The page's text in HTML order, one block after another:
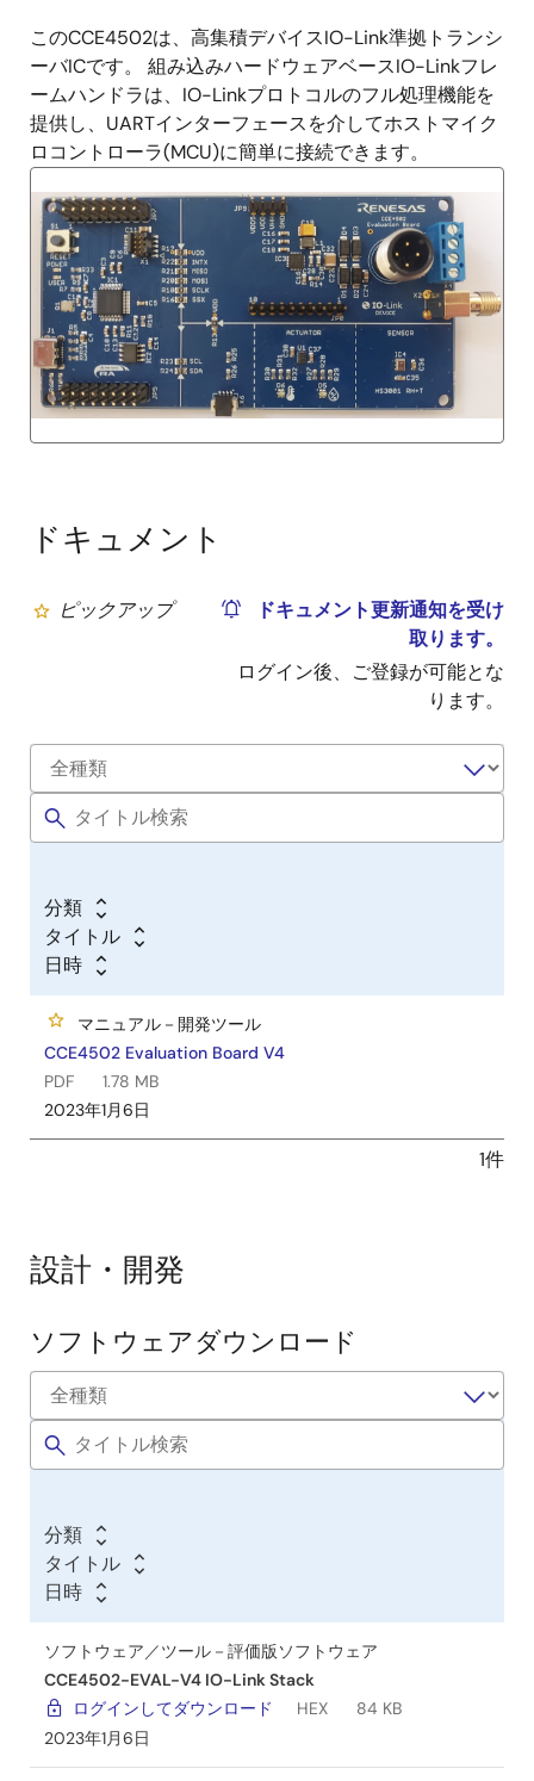
このCCE4502は、高集積デバイスIO-Link準拠トランシ
ーバICです。 組み込みハードウェアベースIO-Linkフレ
ームハンドラは、IO-Linkプロトコルのフル処理機能を
提供し、UARTインターフェースを介してホストマイク
ロコントローラ(MCU)に簡単に接続できます。
ドキュメント
ピックアップ
ドキュメント更新通知を受け
取ります。
ログイン後、ご登録が可能とな
ります。
分類
タイトル
日時
マニュアル－開発ツール
CCE4502 Evaluation Board V4
PDF
1.78 MB
2023年1月6日
1件
設計・開発
ソ
フ
ト
ウ
ア
／
ツ
ー
ル
ソフトウェアダウンロード
分類
タイトル
日時
ソフトウェア／ツール－評価版ソフトウェア
CCE4502-EVAL-V4 IO-Link Stack
ログインしてダウンロード
HEX
84 KB
2023年1月6日